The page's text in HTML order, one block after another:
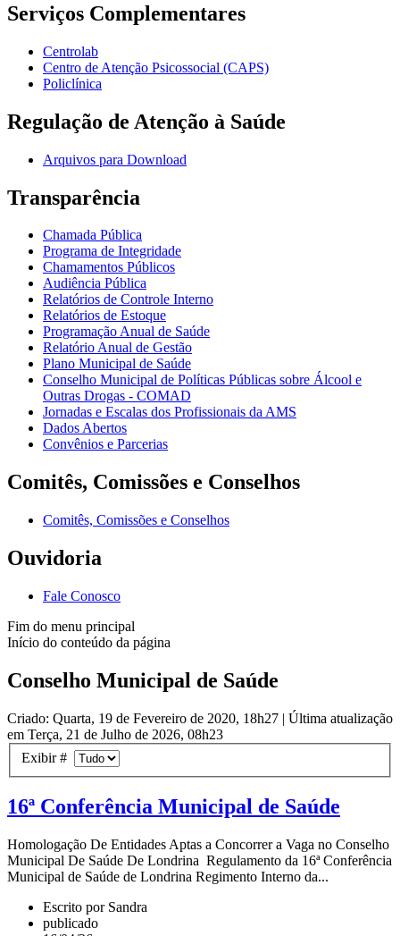
Serviços Complementares
Centrolab
Centro de Atenção Psicossocial (CAPS)
Policlínica
Regulação de Atenção à Saúde
Arquivos para Download
Transparência
Chamada Pública
Programa de Integridade
Chamamentos Públicos
Audiência Pública
Relatórios de Controle Interno
Relatórios de Estoque
Programação Anual de Saúde
Relatório Anual de Gestão
Plano Municipal de Saúde
Conselho Municipal de Políticas Públicas sobre Álcool e
Outras Drogas - COMAD
Jornadas e Escalas dos Profissionais da AMS
Dados Abertos
Convênios e Parcerias
Comitês, Comissões e Conselhos
Comitês, Comissões e Conselhos
Ouvidoria
Fale Conosco
Fim do menu principal
Início do conteúdo da página
Conselho Municipal de Saúde
Criado: Quarta, 19 de Fevereiro de 2020, 18h27 | Última atualização
em Terça, 21 de Julho de 2026, 08h23
Exibir #
16ª Conferência Municipal de Saúde
Homologação De Entidades Aptas a Concorrer a Vaga no Conselho
Municipal De Saúde De Londrina Regulamento da 16ª Conferência
Municipal de Saúde de Londrina Regimento Interno da...
Escrito por Sandra
publicado